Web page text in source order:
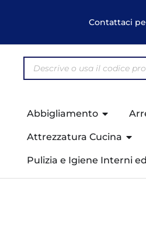
Contattaci
Abbigliamento
Attrezzatura Cucina
Pulizia e Igiene Interni